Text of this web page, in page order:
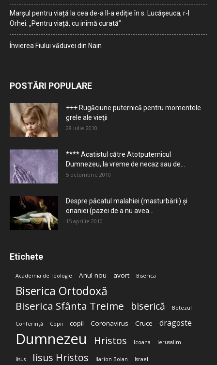
Marșul pentru viață la cea de-a II-a ediție în s. Lucășeuca, r-l
Orhei: „Pentru viață, cu inimă curată”
Învierea Fiului văduvei din Nain
POSTĂRI POPULARE
+++ Rugăciune puternică pentru momentele
grele ale vieţii
28 iulie 2010
**** Acatistul către Atotputernicul
Dumnezeu, la vreme de necaz sau de...
5 octombrie 2010
Despre păcatul malahiei (masturbării) şi
onaniei (pazei de a nu avea...
15 aprilie 2010
Etichete
Academia de Teologie Anul nou avort Biserica
Biserica Ortodoxă
Biserica Sfânta Treime biserică Botezul
Conferință Copii copil Coronavirus Cruce dragoste
Dumnezeu Hristos Icoana Ierusalim
Iisus Iisus Hristos Ilarion Boian Israel